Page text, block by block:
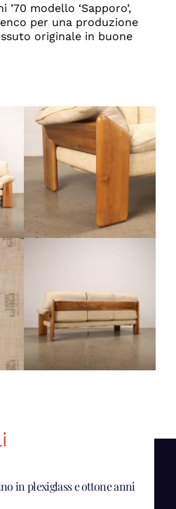
modello ‘Sapporo’,
per una produzione
originale in buone
in plexiglass e ottone anni